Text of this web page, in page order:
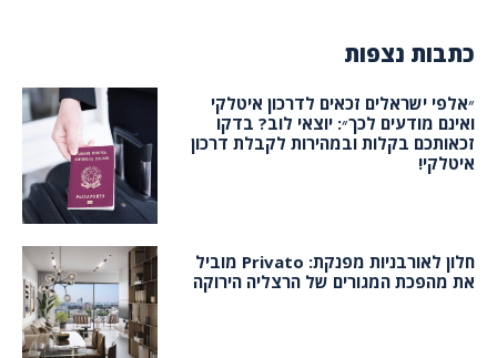
כתבות נצפות
״אלפי ישראלים זכאים לדרכון איטלקי
ואינם מודעים לכך״: יוצאי לוב? בדקו
זכאותכם בקלות ובמהירות לקבלת דרכון
איטלקי!
חלון לאורבניות מפנקת: Privato מוביל
את מהפכת המגורים של הרצליה הירוקה